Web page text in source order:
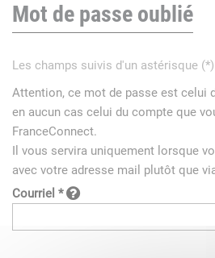
Mot de passe oublié
Les champs suivis d'un astérisque
Attention, ce mot de passe est celui
en aucun cas celui du compte que
FranceConnect.
Il vous servira uniquement lorsque
avec votre adresse mail plutôt que
Courriel *